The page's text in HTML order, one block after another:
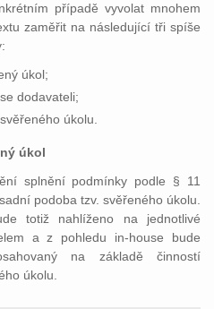
případě vyvolat mnohem
zaměřit na následující tři spíše
úkol;
dodavateli;
úkolu.
úkol
splnění podmínky podle § 11
podoba tzv. svěřeného úkolu.
totiž nahlíženo na jednotlivé
a z pohledu in-house bude
na základě činností
úkolu.